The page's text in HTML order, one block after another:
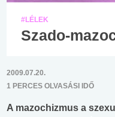
#LÉLEK
Szado-
2009.07.20.
1 PERCES OLVASÁSI IDŐ
A mazochizmus a